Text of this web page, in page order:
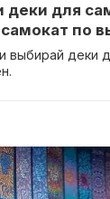
для
по
выбирай деки